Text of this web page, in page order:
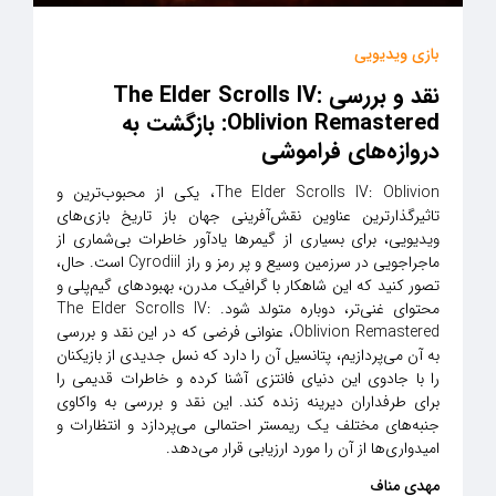
بازی ویدیویی
نقد و بررسی The Elder Scrolls IV:
Oblivion Remastered: بازگشت به
دروازه‌های فراموشی
The Elder Scrolls IV: Oblivion، یکی از محبوب‌ترین و
تاثیرگذارترین عناوین نقش‌آفرینی جهان باز تاریخ بازی‌های
ویدیویی، برای بسیاری از گیمرها یادآور خاطرات بی‌شماری از
ماجراجویی در سرزمین وسیع و پر رمز و راز Cyrodiil است. حال،
تصور کنید که این شاهکار با گرافیک مدرن، بهبودهای گیم‌پلی و
محتوای غنی‌تر، دوباره متولد شود. The Elder Scrolls IV:
Oblivion Remastered، عنوانی فرضی که در این نقد و بررسی
به آن می‌پردازیم، پتانسیل آن را دارد که نسل جدیدی از بازیکنان
را با جادوی این دنیای فانتزی آشنا کرده و خاطرات قدیمی را
برای طرفداران دیرینه زنده کند. این نقد و بررسی به واکاوی
جنبه‌های مختلف یک ریمستر احتمالی می‌پردازد و انتظارات و
امیدواری‌ها از آن را مورد ارزیابی قرار می‌دهد.
مهدی مناف